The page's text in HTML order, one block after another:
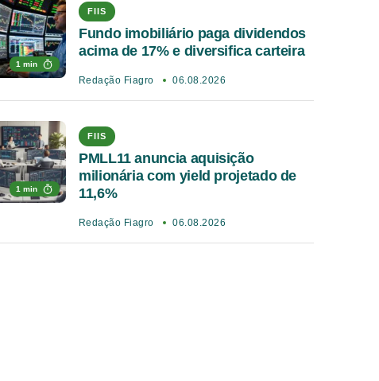
1 min
FIIS
Fundo imobiliário paga dividendos
acima de 17% e diversifica carteira
Redação Fiagro 06.08.2026
1 min
FIIS
PMLL11 anuncia aquisição
milionária com yield projetado de
11,6%
Redação Fiagro 06.08.2026